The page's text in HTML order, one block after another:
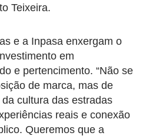
Teixeira.
e a Inpasa enxergam o
em
e pertencimento. “Não se
de marca, mas de
cultura das estradas
reais e conexão
Queremos que a